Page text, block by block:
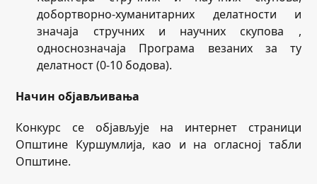
добортворно-хуманитарних делатности и
значаја стручних и научних скупова ,
односнозначаја Програма везаних за ту
делатност (0-10 бодова).
Начин објављивања
Конкурс се објављује на интернет страници
Општине Куршумлија, као и на огласној табли
Општине.